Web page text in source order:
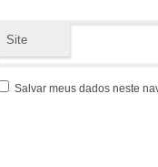
Site
Salvar meus dados neste